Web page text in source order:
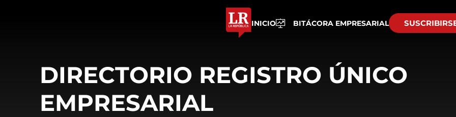
INICIO BITÁCORA EMPRESARIAL
DIRECTORIO REGISTRO ÚNICO
EMPRESARIAL